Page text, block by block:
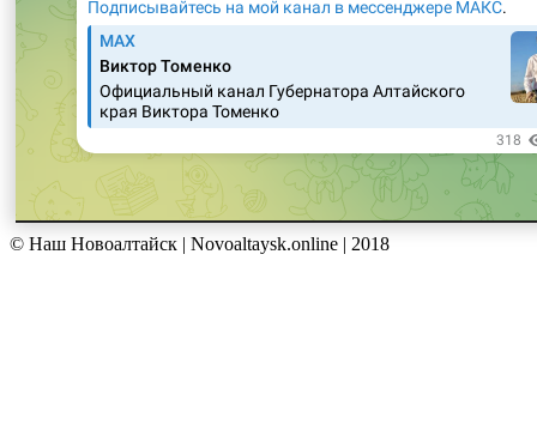
© Наш Новоалтайск | Novoaltaysk.online | 2018